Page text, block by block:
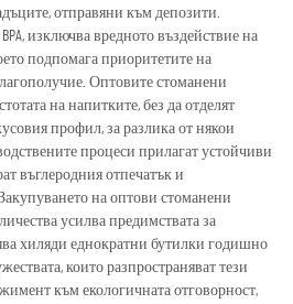
отправяни към депозити.
изключва вредното въздействие на
подпомага приоритетите на
Оптовите стоманени
на напитките, без да отделят
профил, за разлика от някои
процеси прилагат устойчиви
въглеродния отпечатък и
на оптови стоманени
усилва предимствата за
хиляди еднократни бутилки годишно
които разпространяват тези
към екологичната отговорност,